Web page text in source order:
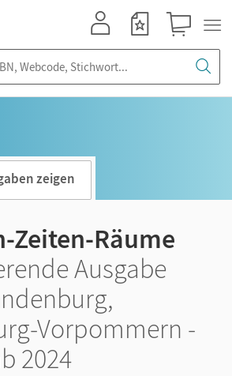
zeigen
Zeiten-Räume
Ausgabe
Vorpommern -
2024